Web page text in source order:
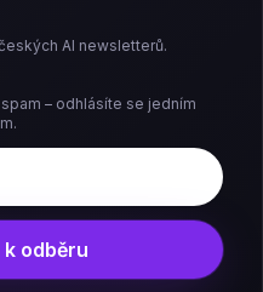
AI newsletterů.
– odhlásíte se jedním
odběru